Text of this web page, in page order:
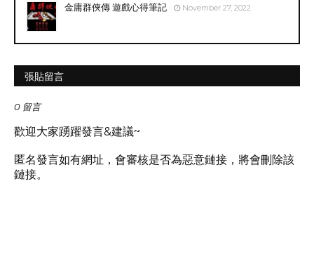
金庸群俠傳 遊戲心得筆記 November 27, 2022
張貼留言
0 留言
歡迎大家踴躍發言&建議~
匿名發言如有網址，會審核是否為惡意鏈接，將會刪除該
鏈接。